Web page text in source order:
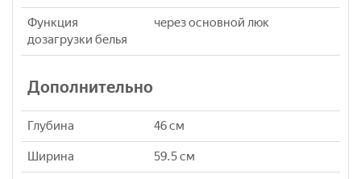
Функция
дозагрузки белья
через основной люк
Дополнительно
Глубина 46 см
Ширина 59.5 см